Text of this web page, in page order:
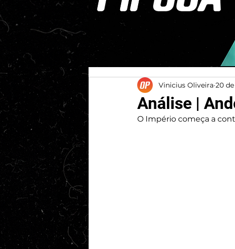
Análise |
Vinicius Oliveira 20
O Império começa a